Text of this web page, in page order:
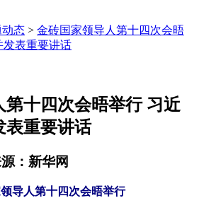
态 > 金砖国家领导人第十四次会晤
发表重要讲话
十四次会晤举行 习近
表重要讲话
：新华网
导人第十四次会晤举行